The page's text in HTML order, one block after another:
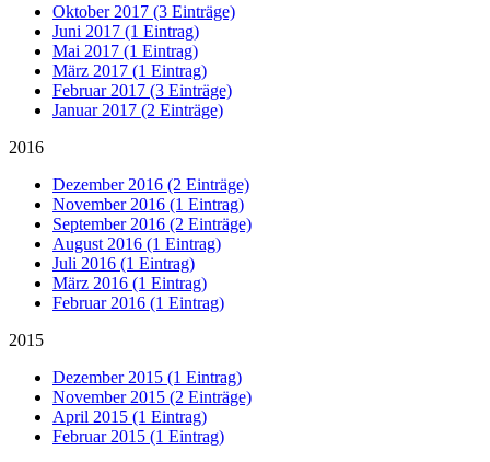
Oktober 2017 (3 Einträge)
Juni 2017 (1 Eintrag)
Mai 2017 (1 Eintrag)
März 2017 (1 Eintrag)
Februar 2017 (3 Einträge)
Januar 2017 (2 Einträge)
2016
Dezember 2016 (2 Einträge)
November 2016 (1 Eintrag)
September 2016 (2 Einträge)
August 2016 (1 Eintrag)
Juli 2016 (1 Eintrag)
März 2016 (1 Eintrag)
Februar 2016 (1 Eintrag)
2015
Dezember 2015 (1 Eintrag)
November 2015 (2 Einträge)
April 2015 (1 Eintrag)
Februar 2015 (1 Eintrag)